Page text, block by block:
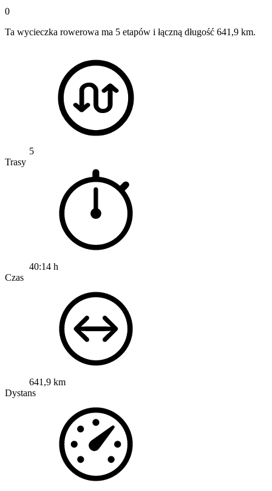
0
Ta wycieczka rowerowa ma 5 etapów i łączną długość 641,9 km.
5
Trasy
40:14 h
Czas
641,9 km
Dystans